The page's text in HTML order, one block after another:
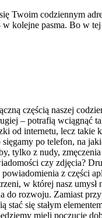
Twoim codziennym
kolejne pasma. Bo w
częścią naszej
– potrafią wciągnąć
od internetu, lecz
po telefon, na
tylko z nudy,
czy zdjęcia?
z części
w której nasz
do rozwoju. Zamiast
stać się stałym
mieli poczucie